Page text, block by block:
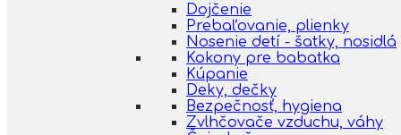
Dojčenie
Prebaľovanie, plienky
Nosenie detí - šatky, nosidlá
Kokony pre babatka
Kúpanie
Deky, dečky
Bezpečnosť, hygiena
Zvlhčovače vzduchu, váhy